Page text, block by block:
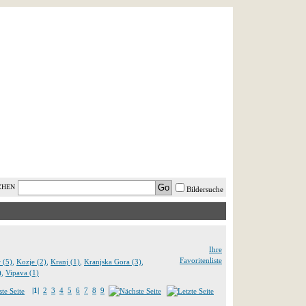
Bildersuche
(5) Kozje (2) Kranj (1) Kranjska Gora (3)
Vipava (1)
Ihre
Favoritenliste
|1| 2 3 4 5 6 7 8 9